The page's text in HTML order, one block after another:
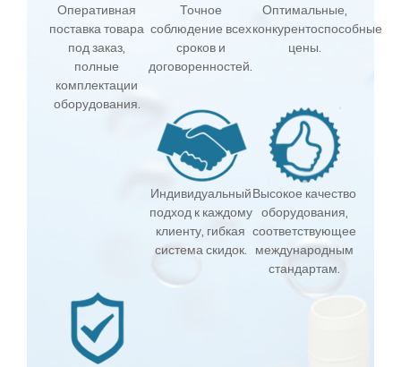
Оперативная
поставка товара
под заказ,
полные
комплектации
оборудования.
Точное
соблюдение всех
сроков и
договоренностей.
Оптимальные,
конкурентоспособные
цены.
Индивидуальный
подход к каждому
клиенту, гибкая
система скидок.
Высокое качество
оборудования,
соответствующее
международным
стандартам.